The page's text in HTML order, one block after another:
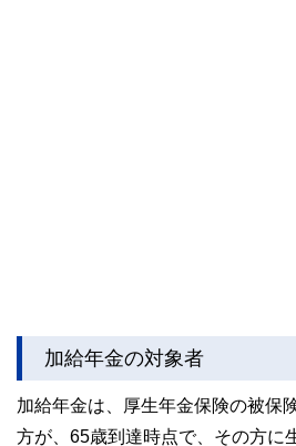
加給年金の対象者
加給年金は、厚生年金保険の被保
方が、65歳到達時点で、その方に